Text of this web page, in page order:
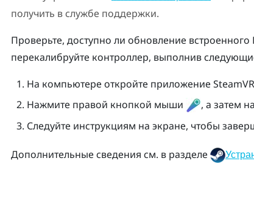
получить в службе поддержки.
Проверьте, доступно ли обновление
перекалибруйте контроллер, выполнив
На компьютере откройте приложение SteamVR
Нажмите правой кнопкой мыши
, а затем
Следуйте инструкциям на экране, чтобы
Дополнительные сведения см. в разделе